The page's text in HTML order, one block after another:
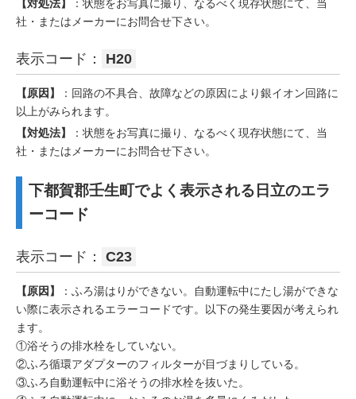
【対処法】
：状態をお写真に撮り、なるべく現存状態にて、当
社・またはメーカーにお問合せ下さい。
表示コード： H20
【原因】
：回路の不具合、故障などの原因により銀イオン回路に
以上がみられます。
【対処法】
：状態をお写真に撮り、なるべく現存状態にて、当
社・またはメーカーにお問合せ下さい。
下都賀郡壬生町でよく表示される日立のエラ
ーコード
表示コード： C23
【原因】
：ふろ湯はりができない。自動運転中にたし湯ができな
い際に表示されるエラーコードです。以下の発生要因が考えられ
ます。
①浴そうの排水栓をしていない。
②ふろ循環アダプターのフィルターが目づまりしている。
③ふろ自動運転中に浴そうの排水栓を抜いた。